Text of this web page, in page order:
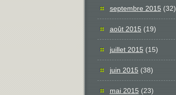
septembre 2015(32)
août 2015(19)
juillet 2015(15)
juin 2015(38)
mai 2015 (23)